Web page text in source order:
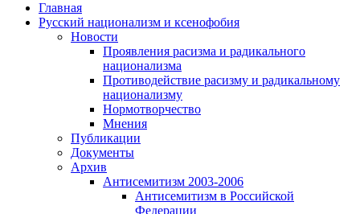
Главная
Русский национализм и ксенофобия
Новости
Проявления расизма и радикального
национализма
Противодействие расизму и радикальному
национализму
Нормотворчество
Мнения
Публикации
Документы
Архив
Антисемитизм 2003-2006
Антисемитизм в Российской
Федерации